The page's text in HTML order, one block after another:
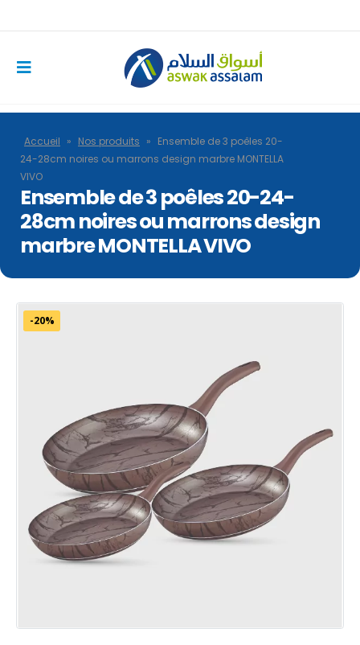
Accueil » Nos produits » Ensemble de 3 poêles 20-
24-28cm noires ou marrons design marbre MONTELLA
VIVO
Ensemble de 3 poêles 20-24-
28cm noires ou marrons design
marbre MONTELLA VIVO
-20%